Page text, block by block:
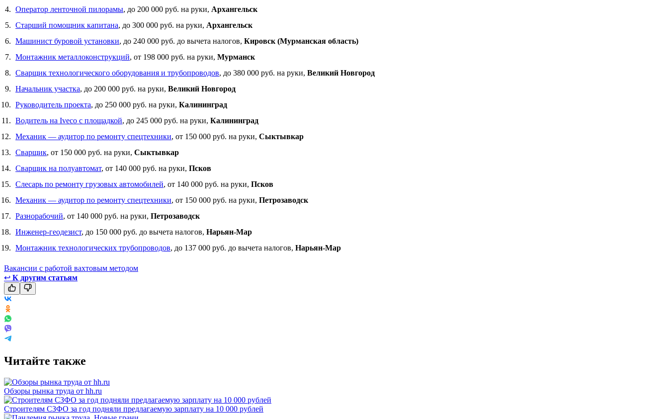
Оператор ленточной пилорамы, до 200 000 руб. на руки, Архангельск
Старший помощник капитана, до 300 000 руб. на руки, Архангельск
Машинист буровой установки, до 240 000 руб. до вычета налогов, Кировск (Мурманская область)
Монтажник металлоконструкций, от 198 000 руб. на руки, Мурманск
Сварщик технологического оборудования и трубопроводов, до 380 000 руб. на руки, Великий Новгород
Начальник участка, до 200 000 руб. на руки, Великий Новгород
Руководитель проекта, до 250 000 руб. на руки, Калининград
Водитель на Iveco с площадкой, до 245 000 руб. на руки, Калининград
Механик — аудитор по ремонту спецтехники, от 150 000 руб. на руки, Сыктывкар
Сварщик, от 150 000 руб. на руки, Сыктывкар
Сварщик на полуавтомат, от 140 000 руб. на руки, Псков
Слесарь по ремонту грузовых автомобилей, от 140 000 руб. на руки, Псков
Механик — аудитор по ремонту спецтехники, от 150 000 руб. на руки, Петрозаводск
Разнорабочий, от 140 000 руб. на руки, Петрозаводск
Инженер-геодезист, до 150 000 руб. до вычета налогов, Нарьян-Мар
Монтажник технологических трубопроводов, до 137 000 руб. до вычета налогов, Нарьян-Мар
Вакансии с работой вахтовым методом
↩ К другим статьям
Читайте также
Обзоры рынка труда от hh.ru
Строителям СЗФО за год подняли предлагаемую зарплату на 10 000 рублей